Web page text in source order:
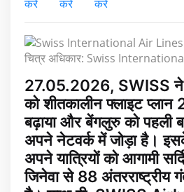
चित्र अधिकार: Swiss
27.05.2026, SWISS ने
को शीतकालीन फ्लाइट
बढ़ाया और बेंगलुरु को पहली
अपने नेटवर्क में जोड़ा है।
अपने यात्रियों को आगामी
जिनेवा से 88 अंतरराष्ट्रीय